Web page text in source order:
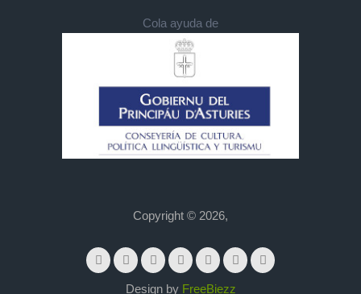
Cola ayuda de
Copyright © 2026,
Design by FreeBiezz